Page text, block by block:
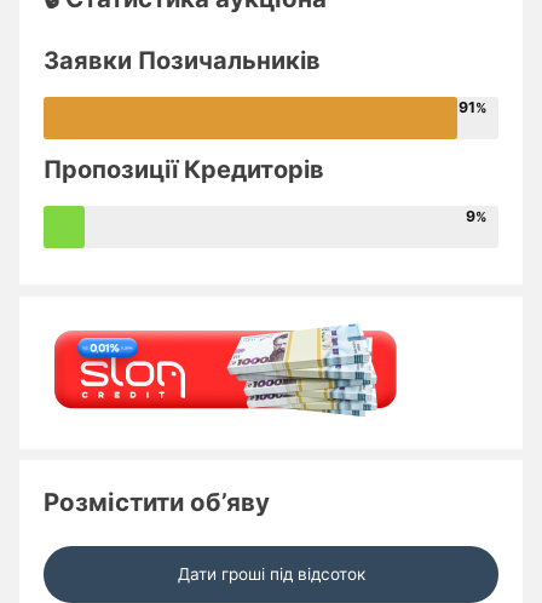
Заявки Позичальників
91
Пропозиції Кредиторів
9
Розмістити об’яву
Дати гроші під відсоток